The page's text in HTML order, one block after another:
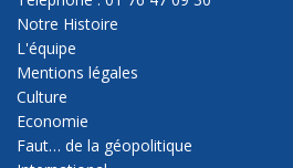
Notre Histoire
L'équipe
Mentions légales
Culture
Economie
Faut… de la géopolitique